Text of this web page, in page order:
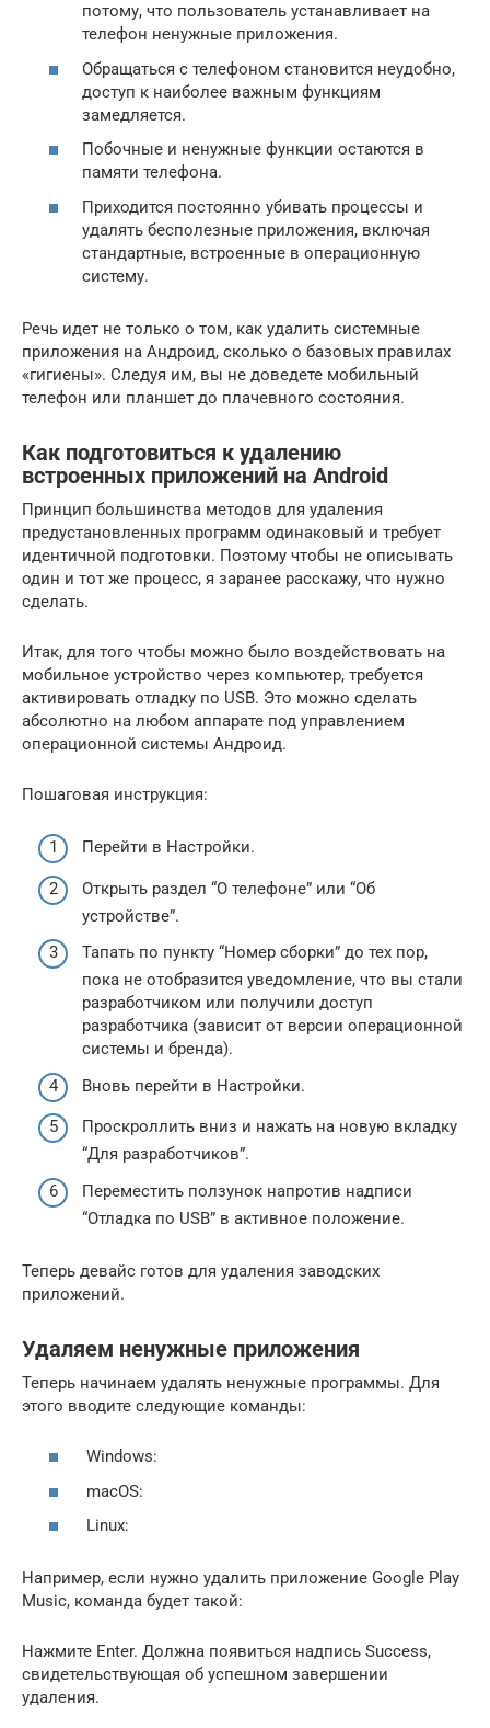
потому, что пользователь устанавливает на
телефон ненужные приложения.
Обращаться с телефоном становится неудобно,
доступ к наиболее важным функциям
замедляется.
Побочные и ненужные функции остаются в
памяти телефона.
Приходится постоянно убивать процессы и
удалять бесполезные приложения, включая
стандартные, встроенные в операционную
систему.
Речь идет не только о том, как удалить системные
приложения на Андроид, сколько о базовых правилах
«гигиены». Следуя им, вы не доведете мобильный
телефон или планшет до плачевного состояния.
Как подготовиться к удалению
встроенных приложений на Android
Принцип большинства методов для удаления
предустановленных программ одинаковый и требует
идентичной подготовки. Поэтому чтобы не описывать
один и тот же процесс, я заранее расскажу, что нужно
сделать.
Итак, для того чтобы можно было воздействовать на
мобильное устройство через компьютер, требуется
активировать отладку по USB. Это можно сделать
абсолютно на любом аппарате под управлением
операционной системы Андроид.
Пошаговая инструкция:
Перейти в Настройки.
Открыть раздел “О телефоне” или “Об
устройстве”.
Тапать по пункту “Номер сборки” до тех пор,
пока не отобразится уведомление, что вы стали
разработчиком или получили доступ
разработчика (зависит от версии операционной
системы и бренда).
Вновь перейти в Настройки.
Проскроллить вниз и нажать на новую вкладку
“Для разработчиков”.
Переместить ползунок напротив надписи
“Отладка по USB” в активное положение.
Теперь девайс готов для удаления заводских
приложений.
Удаляем ненужные приложения
Теперь начинаем удалять ненужные программы. Для
этого вводите следующие команды:
Windows:
macOS:
Linux:
Например, если нужно удалить приложение Google Play
Music, команда будет такой:
Нажмите Enter. Должна появиться надпись Success,
свидетельствующая об успешном завершении
удаления.